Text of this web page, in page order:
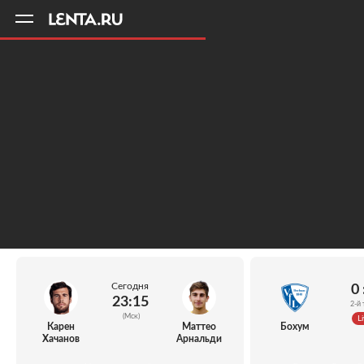
Карен
Хачанов
Сегодня
23:15
(Мск)
Маттео
Арнальди
Бохум
0
2-й